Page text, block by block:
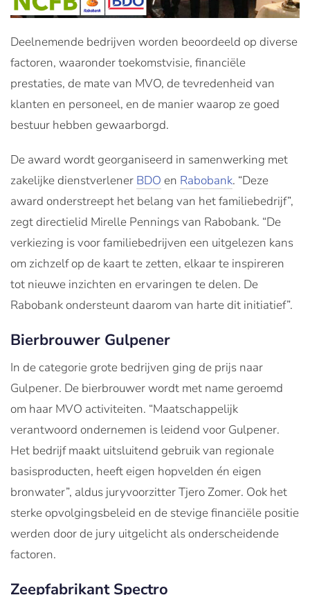
Deelnemende bedrijven worden beoordeeld op diverse
factoren, waaronder toekomstvisie, financiële
prestaties, de mate van MVO, de tevredenheid van
klanten en personeel, en de manier waarop ze goed
bestuur hebben gewaarborgd.
De award wordt georganiseerd in samenwerking met
zakelijke dienstverlener BDO en Rabobank. “Deze
award onderstreept het belang van het familiebedrijf”,
zegt directielid Mirelle Pennings van Rabobank. “De
verkiezing is voor familiebedrijven een uitgelezen kans
om zichzelf op de kaart te zetten, elkaar te inspireren
tot nieuwe inzichten en ervaringen te delen. De
Rabobank ondersteunt daarom van harte dit initiatief”.
Bierbrouwer Gulpener
In de categorie grote bedrijven ging de prijs naar
Gulpener. De bierbrouwer wordt met name geroemd
om haar MVO activiteiten. “Maatschappelijk
verantwoord ondernemen is leidend voor Gulpener.
Het bedrijf maakt uitsluitend gebruik van regionale
basisproducten, heeft eigen hopvelden én eigen
bronwater”, aldus juryvoorzitter Tjero Zomer. Ook het
sterke opvolgingsbeleid en de stevige financiële positie
werden door de jury uitgelicht als onderscheidende
factoren.
Zeepfabrikant Spectro